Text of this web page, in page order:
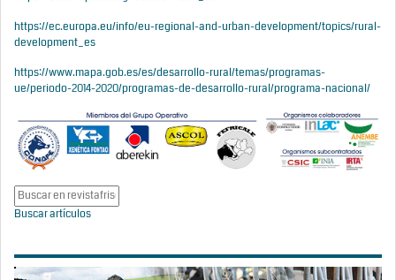
https://ec.europa.eu/info/eu-regional-and-urban-development/topics/rural-
development_es
https://www.mapa.gob.es/es/desarrollo-rural/temas/programas-
ue/periodo-2014-2020/programas-de-desarrollo-rural/programa-nacional/
Buscar artículos